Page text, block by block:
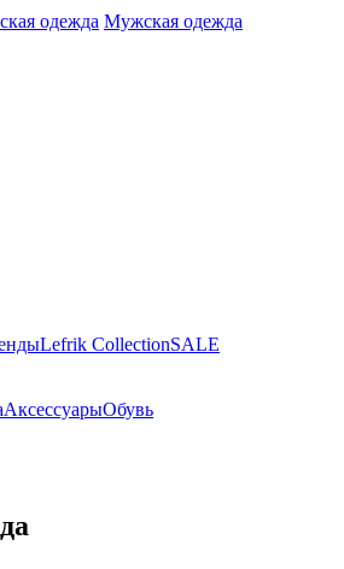
одежда Мужская одежда
Lefrik CollectionSALE
АксессуарыОбувь